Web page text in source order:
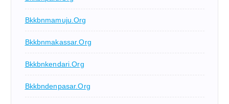
Bkkbnmamuju.org
Bkkbnmakassar.org
Bkkbnkendari.org
Bkkbndenpasar.org